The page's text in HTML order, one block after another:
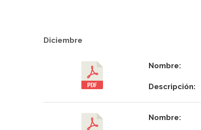
Diciembre
Nombre:
Descripción:
Nombre: